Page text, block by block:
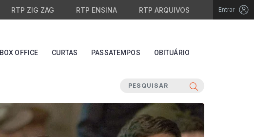
RTP ZIG ZAG RTP ENSINA RTP ARQUIVOS Entrar
BOX OFFICE CURTAS PASSATEMPOS OBITUÁRIO